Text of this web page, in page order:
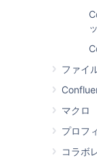
ファイ
マクロ
プロフ
コラボ
このセ
関連コン